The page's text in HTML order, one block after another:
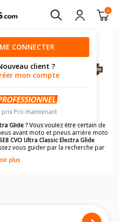
0
ME CONNECTER
client ?
mon compte
prix Pro maintenant
POUR
ULTRA
GLIDE
de votre
Glide? Vous voulez être certain de
avant moto et pneus arrière moto
CVO Ultra Classic Electra Glide
vous guider par la recherche par
.
simplifiée pour les motos
Electra Glide
les dimensions de vos pneus ? Ces
plus